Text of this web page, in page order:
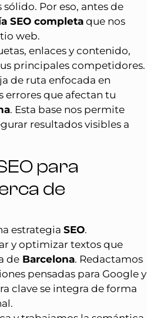
Por eso, antes de
SEO completa que nos
web.
enlaces y contenido,
principales competidores.
de ruta enfocada en
errores que afectan tu
. Esta base nos permite
resultados visibles a
para
de
estrategia SEO.
y optimizar textos que
de Barcelona. Redactamos
pensadas para Google y
clave se integra de forma